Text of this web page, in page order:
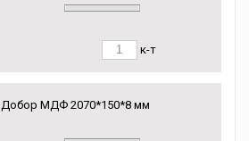
к-т
Добор МДФ 2070*150*8 мм